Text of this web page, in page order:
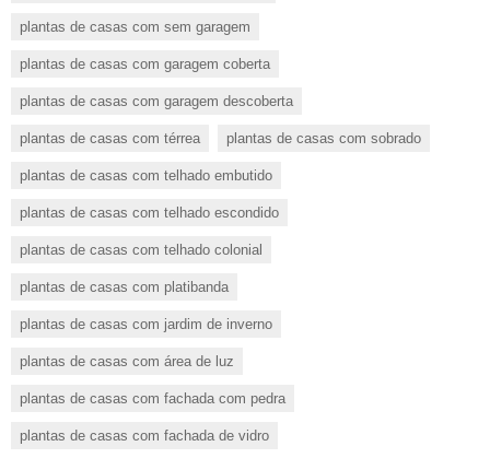
plantas de casas com sem garagem
plantas de casas com garagem coberta
plantas de casas com garagem descoberta
plantas de casas com térrea plantas de casas com sobrado
plantas de casas com telhado embutido
plantas de casas com telhado escondido
plantas de casas com telhado colonial
plantas de casas com platibanda
plantas de casas com jardim de inverno
plantas de casas com área de luz
plantas de casas com fachada com pedra
plantas de casas com fachada de vidro